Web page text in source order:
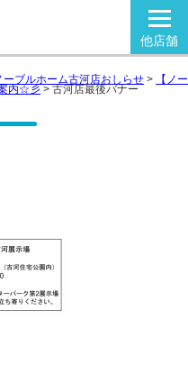
他店舗
ーブルホーム古河店おしらせ > 【ノー
内☆彡 > 古河店最後バナー